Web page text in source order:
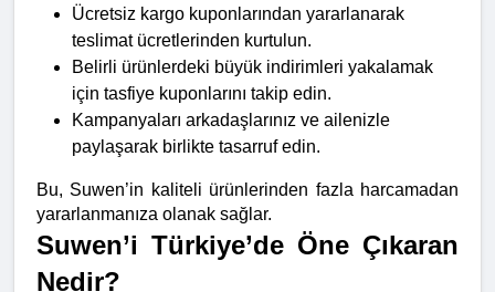
Ücretsiz kargo kuponlarından yararlanarak
teslimat ücretlerinden kurtulun.
Belirli ürünlerdeki büyük indirimleri yakalamak
için tasfiye kuponlarını takip edin.
Kampanyaları arkadaşlarınız ve ailenizle
paylaşarak birlikte tasarruf edin.
Bu, Suwen’in kaliteli ürünlerinden fazla harcamadan
yararlanmanıza olanak sağlar.
Suwen’i Türkiye’de Öne Çıkaran
Nedir?